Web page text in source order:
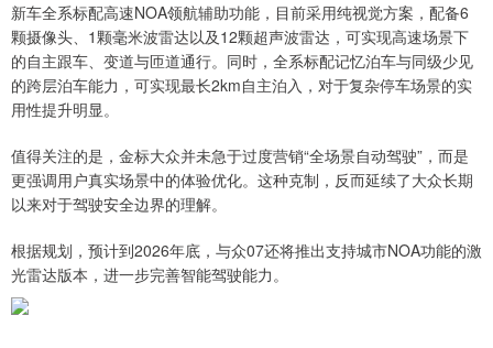
新车全系标配高速NOA领航辅助功能，目前采用纯视觉方案，配备6
颗摄像头、1颗毫米波雷达以及12颗超声波雷达，可实现高速场景下
的自主跟车、变道与匝道通行。同时，全系标配记忆泊车与同级少见
的跨层泊车能力，可实现最长2km自主泊入，对于复杂停车场景的实
用性提升明显。
值得关注的是，金标大众并未急于过度营销“全场景自动驾驶”，而是
更强调用户真实场景中的体验优化。这种克制，反而延续了大众长期
以来对于驾驶安全边界的理解。
根据规划，预计到2026年底，与众07还将推出支持城市NOA功能的激
光雷达版本，进一步完善智能驾驶能力。